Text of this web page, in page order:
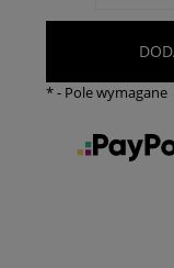
*- Pole wymagane